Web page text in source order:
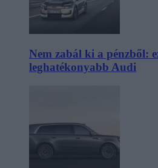
Nem zabál ki a pénzből:
leghatékonyabb Audi